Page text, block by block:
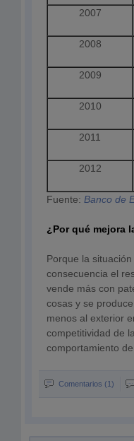
2007
2008
2009
2010
2011
2012
Fuente: Banco de
¿Por qué mejora
Porque la
consecuencia el
vende más con
cosas y se
menos al exterior
competitividad de
comportamiento
Comentarios (1)